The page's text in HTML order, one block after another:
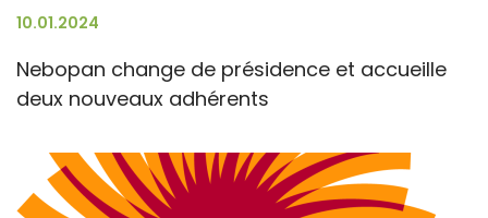
10.01.2024
Nebopan change de présidence et accueille
deux nouveaux adhérents